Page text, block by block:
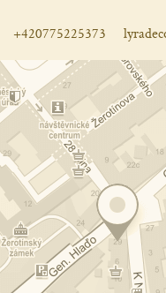
+420775225373